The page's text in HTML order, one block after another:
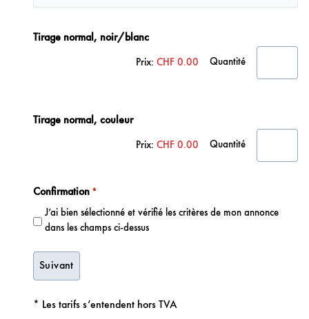
Tirage normal, noir/blancQuantité
Prix: CHF 0.00 Quantité
Tirage normal, couleurQuantité
Prix: CHF 0.00 Quantité
Confirmation *
J’ai bien sélectionné et vérifié les critères de mon annonce
dans les champs ci-dessus
* Les tarifs s’entendent hors TVA